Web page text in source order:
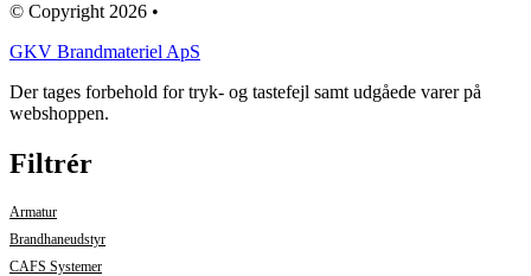
© Copyright 2026 •
GKV Brandmateriel ApS
Der tages forbehold for tryk- og tastefejl samt udgåede varer på
webshoppen.
Filtrér
Armatur
Brandhaneudstyr
CAFS Systemer